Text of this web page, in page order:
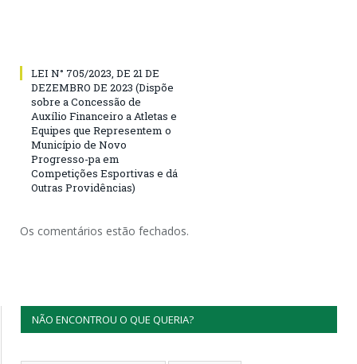
LEI N° 705/2023, DE 21 DE
DEZEMBRO DE 2023 (Dispõe
sobre a Concessão de
Auxílio Financeiro a Atletas e
Equipes que Representem o
Município de Novo
Progresso-pa em
Competições Esportivas e dá
Outras Providências)
Os comentários estão fechados.
NÃO ENCONTROU O QUE QUERIA?